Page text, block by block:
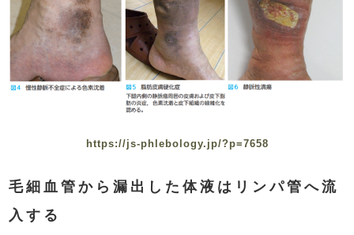
https://js-phlebology.jp/?p=7658
毛細血管から漏出した体液はリンパ管へ流
入する